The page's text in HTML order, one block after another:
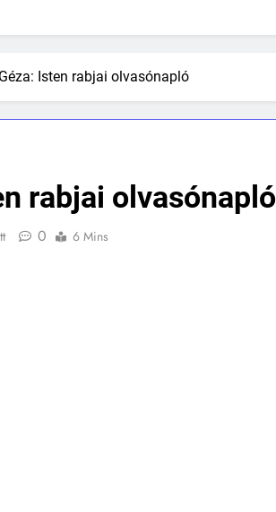
Isten rabjai olvasónapló
rabjai olvasónapló
0 6 Mins